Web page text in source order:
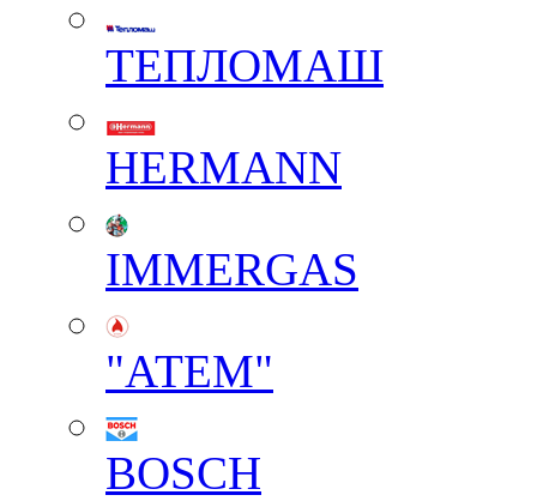
ТЕПЛОМАШ
HERMANN
IMMERGAS
"АТЕМ"
BOSCH